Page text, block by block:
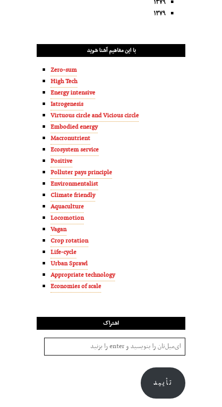
۱۳۷۹
۱۳۷۹
با این مفاهیم آشنا شوید
Zero-sum
High Tech
Energy intensive
Iatrogenesis
Virtuous circle and Vicious circle
Embodied energy
Macronutrient
Ecosystem service
Positive
Polluter pays principle
Environmentalist
Climate friendly
Aquaculture
Locomotion
Vagan
Crop rotation
Life-cycle
Urban Sprawl
Appropriate technology
Economies of scale
اشتراک
تأیید